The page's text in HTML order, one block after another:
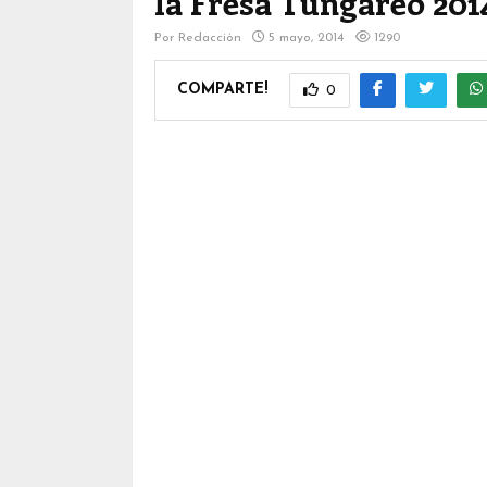
Por Redacción 5 mayo, 2014 1290
COMPARTE! 0